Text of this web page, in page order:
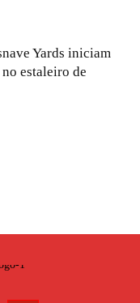
Yards iniciam
estaleiro de